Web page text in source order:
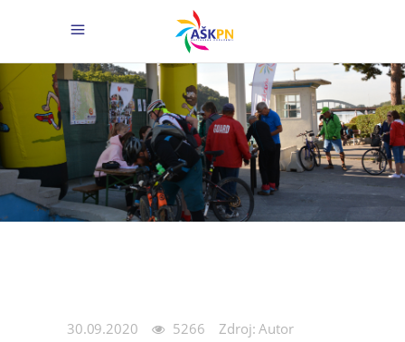
30.09.2020 5266
Zdroj: Autor